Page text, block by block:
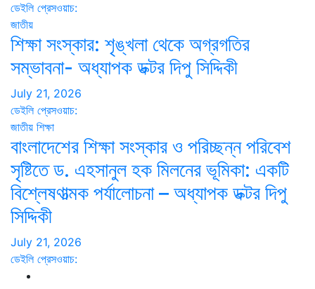
ডেইলি প্রেসওয়াচ:
জাতীয়
শিক্ষা সংস্কার: শৃঙ্খলা থেকে অগ্রগতির
সম্ভাবনা- অধ্যাপক ডক্টর দিপু সিদ্দিকী
July 21, 2026
ডেইলি প্রেসওয়াচ:
জাতীয় শিক্ষা
বাংলাদেশের শিক্ষা সংস্কার ও পরিচ্ছন্ন পরিবেশ
সৃষ্টিতে ড. এহসানুল হক মিলনের ভূমিকা: একটি
বিশ্লেষণাত্মক পর্যালোচনা – অধ্যাপক ডক্টর দিপু
সিদ্দিকী
July 21, 2026
ডেইলি প্রেসওয়াচ: